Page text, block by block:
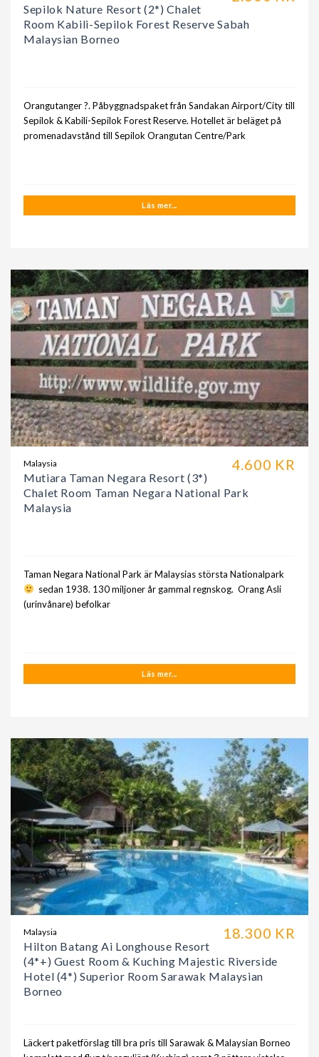
Sepilok Nature Resort (2*) Chalet
Room Kabili-Sepilok Forest Reserve Sabah
Malaysian Borneo
Orangutanger ?. Påbyggnadspaket från Sandakan Airport/City till
Sepilok & Kabili-Sepilok Forest Reserve. Hotellet är beläget på
promenadavstånd till Sepilok Orangutan Centre/Park
Läs mer...
4.600 KR
Malaysia
Mutiara Taman Negara Resort (3*)
Chalet Room Taman Negara National Park
Malaysia
Taman Negara National Park är Malaysias största Nationalpark
sedan 1938. 130 miljoner år gammal regnskog. Orang Asli
(urinvånare) befolkar
Läs mer...
18.300 KR
Malaysia
Hilton Batang Ai Longhouse Resort
(4*+) Guest Room & Kuching Majestic Riverside
Hotel (4*) Superior Room Sarawak Malaysian
Borneo
Läckert paketförslag till bra pris till Sarawak & Malaysian Borneo